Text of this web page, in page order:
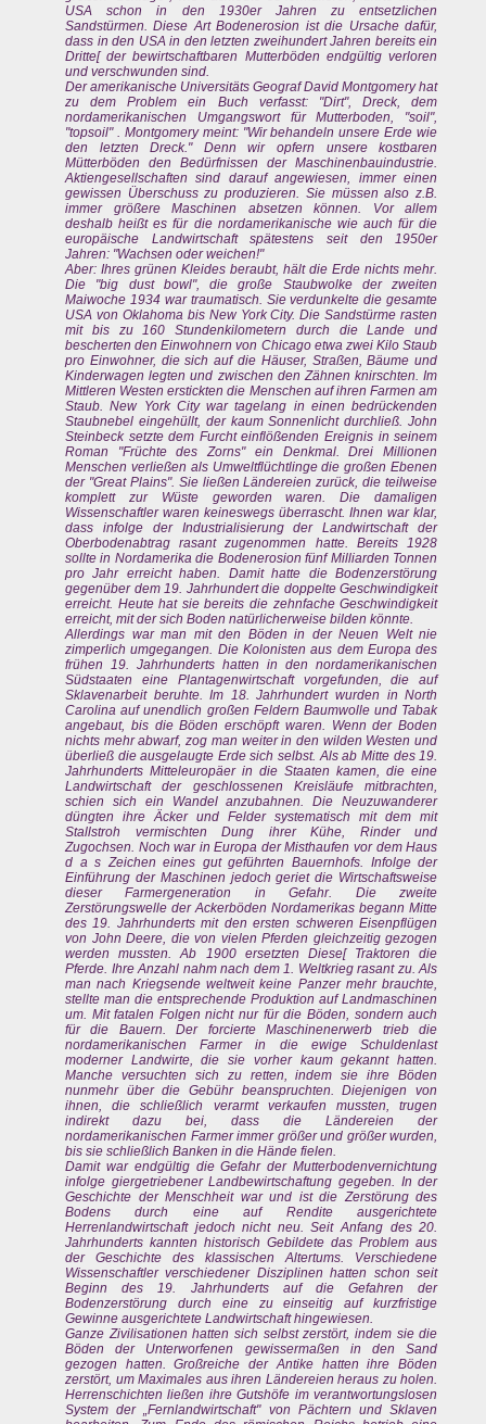
USA schon in den 1930er Jahren zu entsetzlichen
Sandstürmen. Diese Art Bodenerosion ist die Ursache dafür,
dass in den USA in den letzten zweihundert Jahren bereits ein
Dritte[ der bewirtschaftbaren Mutterböden endgültig verloren
und verschwunden sind.
Der amerikanische Universitäts Geograf David Montgomery hat
zu dem Problem ein Buch verfasst: "Dirt", Dreck, dem
nordamerikanischen Umgangswort für Mutterboden, "soil",
"topsoil" . Montgomery meint: "Wir behandeln unsere Erde wie
den letzten Dreck." Denn wir opfern unsere kostbaren
Mütterböden den Bedürfnissen der Maschinenbauindustrie.
Aktiengesellschaften sind darauf angewiesen, immer einen
gewissen Überschuss zu produzieren. Sie müssen also z.B.
immer größere Maschinen absetzen können. Vor allem
deshalb heißt es für die nordamerikanische wie auch für die
europäische Landwirtschaft spätestens seit den 1950er
Jahren: "Wachsen oder weichen!"
Aber: Ihres grünen Kleides beraubt, hält die Erde nichts mehr.
Die "big dust bowl", die große Staubwolke der zweiten
Maiwoche 1934 war traumatisch. Sie verdunkelte die gesamte
USA von Oklahoma bis New York City. Die Sandstürme rasten
mit bis zu 160 Stundenkilometern durch die Lande und
bescherten den Einwohnern von Chicago etwa zwei Kilo Staub
pro Einwohner, die sich auf die Häuser, Straßen, Bäume und
Kinderwagen legten und zwischen den Zähnen knirschten. Im
Mittleren Westen erstickten die Menschen auf ihren Farmen am
Staub. New York City war tagelang in einen bedrückenden
Staubnebel eingehüllt, der kaum Sonnenlicht durchließ. John
Steinbeck setzte dem Furcht einflößenden Ereignis in seinem
Roman "Früchte des Zorns" ein Denkmal. Drei Millionen
Menschen verließen als Umweltflüchtlinge die großen Ebenen
der "Great Plains". Sie ließen Ländereien zurück, die teilweise
komplett zur Wüste geworden waren. Die damaligen
Wissenschaftler waren keineswegs überrascht. Ihnen war klar,
dass infolge der Industrialisierung der Landwirtschaft der
Oberbodenabtrag rasant zugenommen hatte. Bereits 1928
sollte in Nordamerika die Bodenerosion fünf Milliarden Tonnen
pro Jahr erreicht haben. Damit hatte die Bodenzerstörung
gegenüber dem 19. Jahrhundert die doppelte Geschwindigkeit
erreicht. Heute hat sie bereits die zehnfache Geschwindigkeit
erreicht, mit der sich Boden natürlicherweise bilden könnte.
Allerdings war man mit den Böden in der Neuen Welt nie
zimperlich umgegangen. Die Kolonisten aus dem Europa des
frühen 19. Jahrhunderts hatten in den nordamerikanischen
Südstaaten eine Plantagenwirtschaft vorgefunden, die auf
Sklavenarbeit beruhte. Im 18. Jahrhundert wurden in North
Carolina auf unendlich großen Feldern Baumwolle und Tabak
angebaut, bis die Böden erschöpft waren. Wenn der Boden
nichts mehr abwarf, zog man weiter in den wilden Westen und
überließ die ausgelaugte Erde sich selbst. Als ab Mitte des 19.
Jahrhunderts Mitteleuropäer in die Staaten kamen, die eine
Landwirtschaft der geschlossenen Kreisläufe mitbrachten,
schien sich ein Wandel anzubahnen. Die Neuzuwanderer
düngten ihre Äcker und Felder systematisch mit dem mit
Stallstroh vermischten Dung ihrer Kühe, Rinder und
Zugochsen. Noch war in Europa der Misthaufen vor dem Haus
d a s Zeichen eines gut geführten Bauernhofs. Infolge der
Einführung der Maschinen jedoch geriet die Wirtschaftsweise
dieser Farmergeneration in Gefahr. Die zweite
Zerstörungswelle der Ackerböden Nordamerikas begann Mitte
des 19. Jahrhunderts mit den ersten schweren Eisenpflügen
von John Deere, die von vielen Pferden gleichzeitig gezogen
werden mussten. Ab 1900 ersetzten Diese[ Traktoren die
Pferde. Ihre Anzahl nahm nach dem 1. Weltkrieg rasant zu. Als
man nach Kriegsende weltweit keine Panzer mehr brauchte,
stellte man die entsprechende Produktion auf Landmaschinen
um. Mit fatalen Folgen nicht nur für die Böden, sondern auch
für die Bauern. Der forcierte Maschinenerwerb trieb die
nordamerikanischen Farmer in die ewige Schuldenlast
moderner Landwirte, die sie vorher kaum gekannt hatten.
Manche versuchten sich zu retten, indem sie ihre Böden
nunmehr über die Gebühr beanspruchten. Diejenigen von
ihnen, die schließlich verarmt verkaufen mussten, trugen
indirekt dazu bei, dass die Ländereien der
nordamerikanischen Farmer immer größer und größer wurden,
bis sie schließlich Banken in die Hände fielen.
Damit war endgültig die Gefahr der Mutterbodenvernichtung
infolge giergetriebener Landbewirtschaftung gegeben. In der
Geschichte der Menschheit war und ist die Zerstörung des
Bodens durch eine auf Rendite ausgerichtete
Herrenlandwirtschaft jedoch nicht neu. Seit Anfang des 20.
Jahrhunderts kannten historisch Gebildete das Problem aus
der Geschichte des klassischen Altertums. Verschiedene
Wissenschaftler verschiedener Disziplinen hatten schon seit
Beginn des 19. Jahrhunderts auf die Gefahren der
Bodenzerstörung durch eine zu einseitig auf kurzfristige
Gewinne ausgerichtete Landwirtschaft hingewiesen.
Ganze Zivilisationen hatten sich selbst zerstört, indem sie die
Böden der Unterworfenen gewissermaßen in den Sand
gezogen hatten. Großreiche der Antike hatten ihre Böden
zerstört, um Maximales aus ihren Ländereien heraus zu holen.
Herrenschichten ließen ihre Gutshöfe im verantwortungslosen
System der „Fernlandwirtschaft" von Pächtern und Sklaven